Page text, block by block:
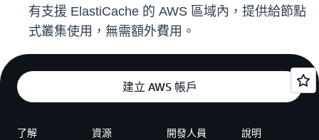
有支援 ElastiCache 的 AWS 區域內，提供給節點
式叢集使用，無需額外費用。
建立 AWS 帳戶
了解 資源 開發人員 說明